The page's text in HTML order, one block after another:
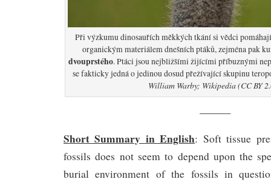
Při výzkumu dinosauřích měkkých tkání si vědci
organickým materiálem dnešních ptáků, zejména pak
dvouprstého. Ptáci jsou nejbližšími žijícími příbuznými
se fakticky jedná o jedinou dosud přežívající skupinu
William Warby; Wikipedia (CC BY
———
Short Summary in English: Soft tissue
fossils does not seem to depend upon the
burial environment of the fossils in